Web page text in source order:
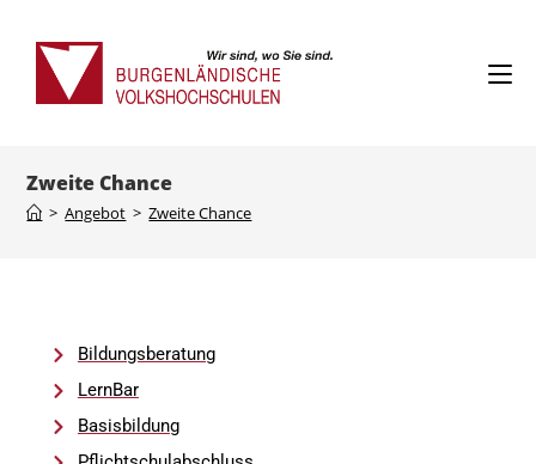
Zweite Chance
> Angebot > Zweite Chance
Bildungsberatung
LernBar
Basisbildung